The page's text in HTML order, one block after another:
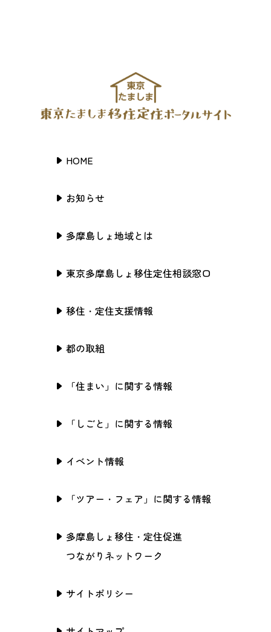
HOME
お知らせ
多摩島しょ地域とは
東京多摩島しょ移住定住相談窓口
移住・定住支援情報
都の取組
「住まい」に関する情報
「しごと」に関する情報
イベント情報
「ツアー・フェア」に関する情報
多摩島しょ移住・定住促進
つながりネットワーク
サイトポリシー